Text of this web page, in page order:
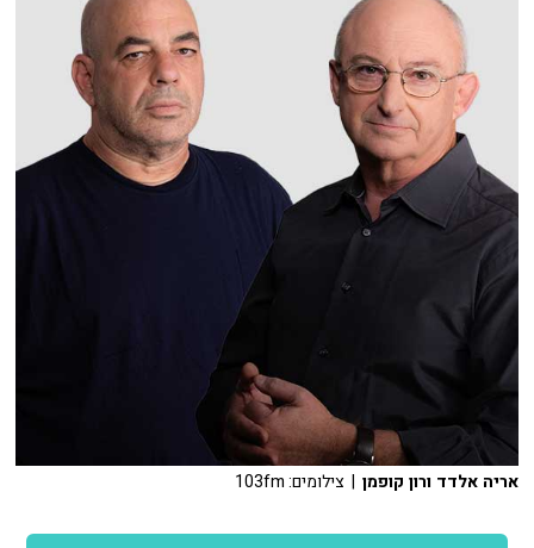
אריה אלדד ורון קופמן | צילומים: 103fm